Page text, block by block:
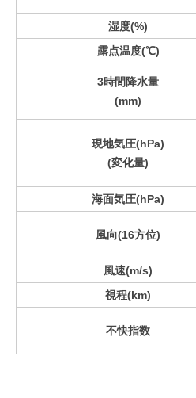
湿度(%)
露点温度(℃)
3時間降水量
(mm)
現地気圧(hPa)
(変化量)
海面気圧(hPa)
風向(16方位)
風速(m/s)
視程(km)
不快指数